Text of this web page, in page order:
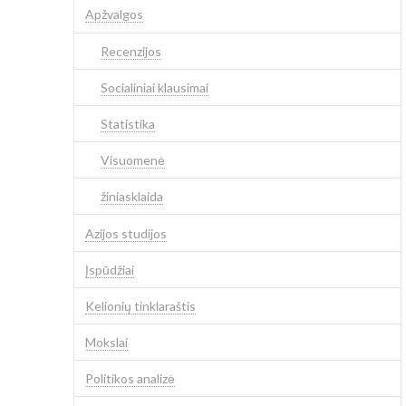
Apžvalgos
Recenzijos
Socialiniai klausimai
Statistika
Visuomenė
žiniasklaida
Azijos studijos
Įspūdžiai
Kelionių tinklaraštis
Mokslai
Politikos analizė